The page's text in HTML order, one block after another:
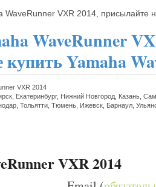
WaveRunner VXR 2014,
WaveRunner
Yamaha
VXR 2014
Екатеринбург, Нижний Новгород, Казань,
Тольятти, Тюмень, Ижевск, Барнаул,
VXR 2014